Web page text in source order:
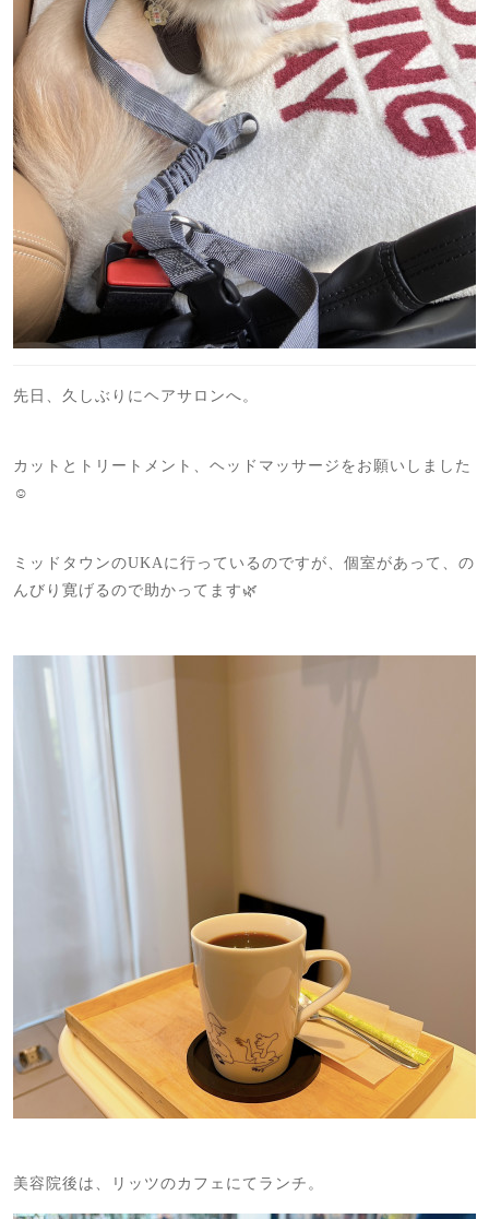
先日、久しぶりにヘアサロンへ。
カットとトリートメント、ヘッドマッサージをお願いしました
☺️
ミッドタウンのUKAに行っているのですが、個室があって、の
んびり寛げるので助かってます🌿
美容院後は、リッツのカフェにてランチ。